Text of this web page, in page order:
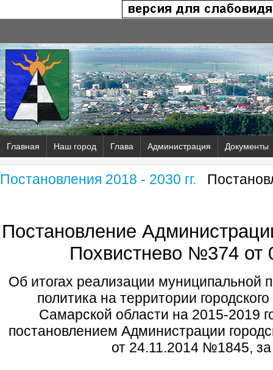
Главная Наш город Глава Администрация Документы
Постановления 2018 - 2030 гг.
Постановление
Похвистнево №374 от
Об итогах реализации
политика на территории
Самарской области на 2015-2019
постановлением Администрации
от 24.11.2014 №1845, за